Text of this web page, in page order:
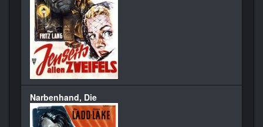
Narbenhand, Die